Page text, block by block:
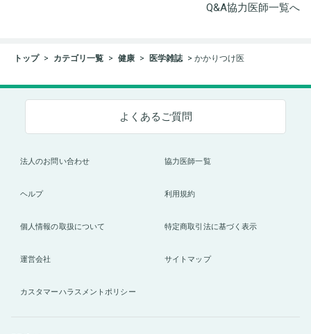
Q&A協力医師一覧へ
トップ カテゴリ一覧 健康 医学雑誌 かかりつけ医
よくあるご質問
法人のお問い合わせ 協力医師一覧
ヘルプ 利用規約
個人情報の取扱について 特定商取引法に基づく表示
運営会社 サイトマップ
カスタマーハラスメントポリシー